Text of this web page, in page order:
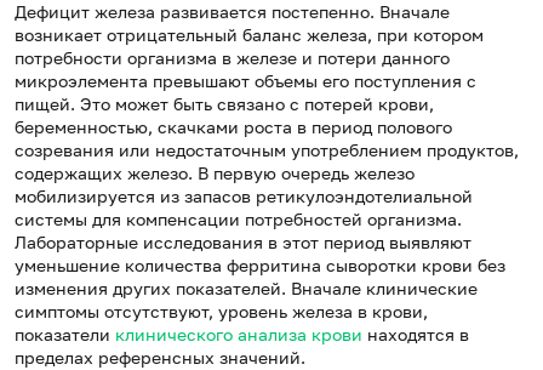
Дефицит железа развивается постепенно. Вначале
возникает отрицательный баланс железа, при котором
потребности организма в железе и потери данного
микроэлемента превышают объемы его поступления с
пищей. Это может быть связано с потерей крови,
беременностью, скачками роста в период полового
созревания или недостаточным употреблением продуктов,
содержащих железо. В первую очередь железо
мобилизируется из запасов ретикулоэндотелиальной
системы для компенсации потребностей организма.
Лабораторные исследования в этот период выявляют
уменьшение количества ферритина сыворотки крови без
изменения других показателей. Вначале клинические
симптомы отсутствуют, уровень железа в крови,
показатели клинического анализа крови находятся в
пределах референсных значений.